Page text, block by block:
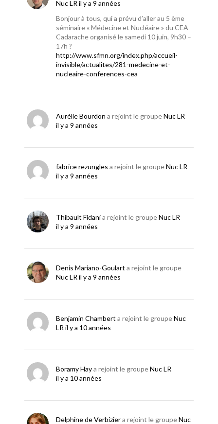
Nuc LR il y a 9 années
Bonjour à tous, qui a prévu d’aller au 5 ème
séminaire « Médecine et Nucléaire » du CEA
Cadarache organisé le samedi 10 juin, 9h30 –
17h ?
http://www.sfmn.org/index.php/accueil-
invisible/actualites/281-medecine-et-
nucleaire-conferences-cea
Aurélie Bourdon a rejoint le groupeNuc LR
il y a 9 années
fabrice rezungles a rejoint le groupeNuc LR
il y a 9 années
Thibault Fidania rejoint le groupeNuc LR
il y a 9 années
Denis Mariano-Goulart a rejoint le groupe
Nuc LR il y a 9 années
Benjamin Chambert a rejoint le groupeNuc
LR il y a 10 années
Boramy Haya rejoint le groupeNuc LR
il y a 10 années
Delphine de Verbiziera rejoint le groupeNuc